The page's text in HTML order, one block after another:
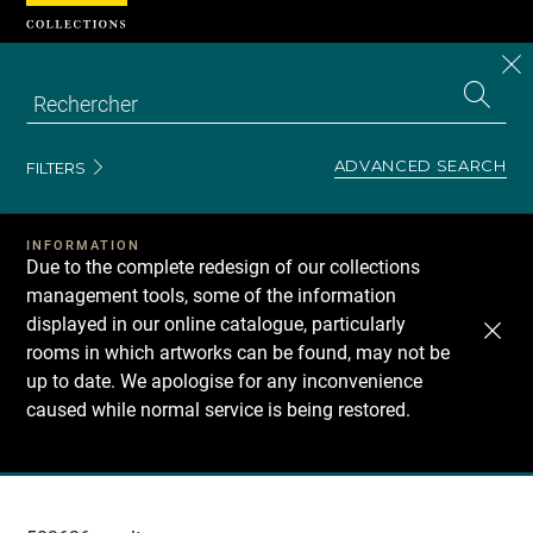
FILTERS ADVANCED SEARCH
INFORMATION
Due to the complete redesign of our collections
management tools, some of the information
displayed in our online catalogue, particularly
rooms in which artworks can be found, may not be
up to date. We apologise for any inconvenience
caused while normal service is being restored.
Recherche
Cookies management panel